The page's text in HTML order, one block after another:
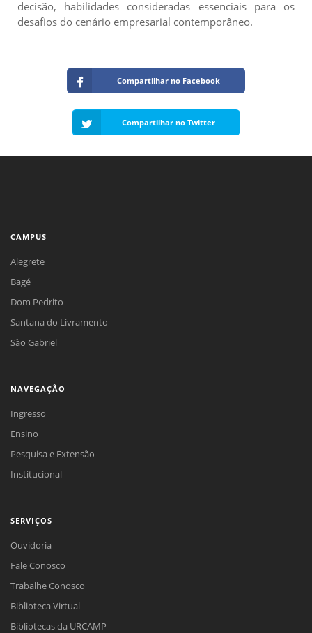
decisão, habilidades consideradas essenciais para os
desafios do cenário empresarial contemporâneo.
Compartilhar no Facebook
Compartilhar no Twitter
CAMPUS
Alegrete
Bagé
Dom Pedrito
Santana do Livramento
São Gabriel
NAVEGAÇÃO
Ingresso
Ensino
Pesquisa e Extensão
Institucional
SERVIÇOS
Ouvidoria
Fale Conosco
Trabalhe Conosco
Biblioteca Virtual
Bibliotecas da URCAMP